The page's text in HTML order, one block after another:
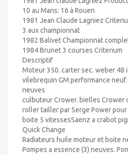
10 au Mans: 16 à Rouen
1981 Jean Claude Lagniez
3 aux championnat
1982 Balivet Championnat
1984 Brunet 3 courses Criterium
Descriptif
Moteur 350. carter sec. weber 48
vilebrequin GM performance
neuves
culbuteur Crower. bielles Crower
roller tailler par Serge Power
boite 5 vitessesSaenz a crabot
Quick Change
Radiateurs huile moteur et boite
Pompes a essence (3) neuves.